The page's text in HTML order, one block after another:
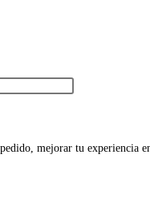
mejorar tu experiencia